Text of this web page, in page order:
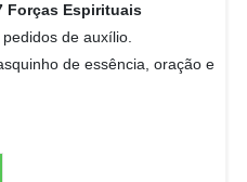
Forças Espirituais
de auxílio.
de essência, oração e